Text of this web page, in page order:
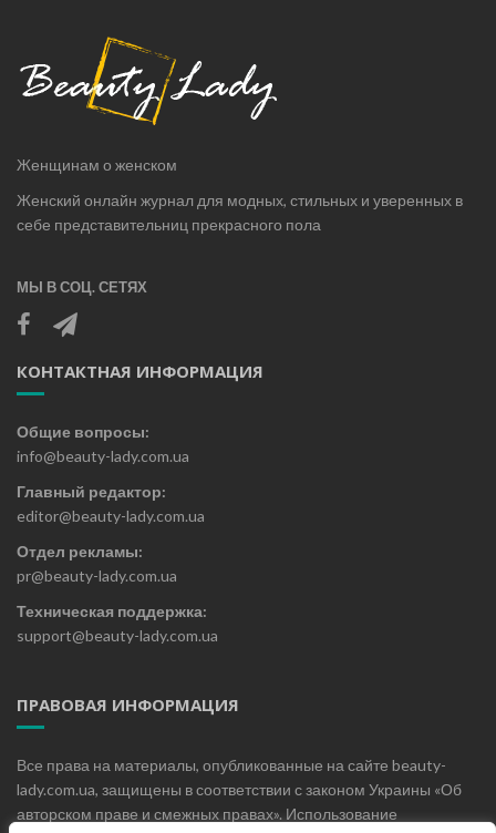
Женщинам о женском
Женский онлайн журнал для модных, стильных и уверенных в
себе представительниц прекрасного пола
МЫ В СОЦ. СЕТЯХ
КОНТАКТНАЯ ИНФОРМАЦИЯ
Общие вопросы:
info@beauty-lady.com.ua
Главный редактор:
editor@beauty-lady.com.ua
Отдел рекламы:
pr@beauty-lady.com.ua
Техническая поддержка:
support@beauty-lady.com.ua
ПРАВОВАЯ ИНФОРМАЦИЯ
Все права на материалы, опубликованные на сайте beauty-
lady.com.ua, защищены в соответствии с законом Украины «Об
авторском праве и смежных правах». Использование